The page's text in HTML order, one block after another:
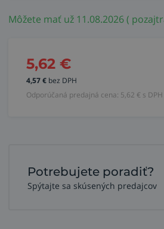
Môžete mať už 11.08.2026 (
5,62 €
4,57€ bez DPH
Odporúčaná predajná cena: 5,62 € s DPH
Potrebujete poradiť?
Spýtajte sa skúsených predajcov